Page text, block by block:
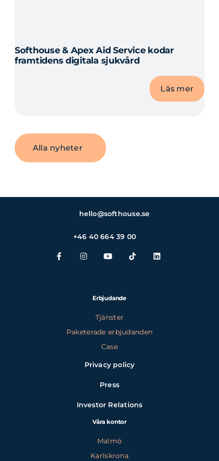
Softhouse & Apex Aid Service kodar
framtidens digitala sjukvård
Läs mer
Alla nyheter
hello@softhouse.se
+46 40 664 39 00
Erbjudande
Tjänster
Paketerade erbjudanden
Case
Privacy policy
Press
Investor Relations
Våra kontor
Malmö
Karlskrona